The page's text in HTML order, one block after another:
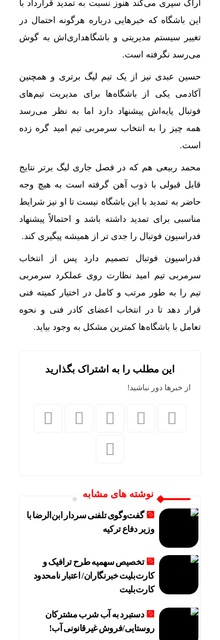
اراک سپری می‌کند هنوز نسبت به تمدید قرارداد با
این باشگاه که خبرهایی درباره هرگونه احتمال در
تغییر سیستم مدیریتی و باشگاهداری‌اش به گوش
می‌رسد نگرفته است.
حسین عبدی نیز از یک تیم لیگ برتری و همچنین
آکادمی یکی از باشگاه‌ها برای مدیریت تیم‌های
فوتبال پایه‌اش پیشنهاد دارد اما به نظر می‌رسد
همه چیز را به انتخاب سرمربی تیم امید گره زده
است.
محمد ربیعی هم که در فصل جاری لیگ برتر نتایج
قابل قبولی با ذوب آهن گرفته است به هیچ وجه
حاضر به تمدید با این باشگاه نیست تا او نیز شرایط
مناسبی برای تمدید داشته باشد و احتمالاً پیشنهاد
فدراسیون فوتبال را جدی تر از همیشه پیگیری کند.
فدراسیون فوتبال تصمیم دارد پس از انتخاب
سرمربی تیم امید نظارت روی عملکرد سرمربی
تیم را به طور مرتب و کامل در اختیار کمیته فنی
قرار دهد تا در انتخاب اعضای کادر فنی و نحوه
تعامل با باشگاه‌ها کمترین مشکل به وجود بیاید.
این مطلب را به اشتراک بگذارید
از خبرها دور نباشید!
نوشته های مشابه
گفت‌وگوی تلفنی سردار ابن‌الرضا با
وزیر دفاع ترکیه
تخصیص سهمیه طرح ترافیک و
کارت‌بلیت خبرنگاران/ اعتبار نامحدود
کارت‌بلیت
دستبرد به آب شرب مشترکان
روستایی/فروش غیرقانونی آب!